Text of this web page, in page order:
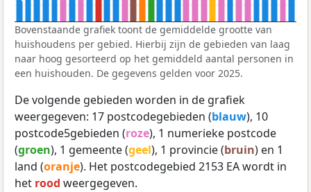
Bovenstaande grafiek toont de gemiddelde grootte van
huishoudens per gebied. Hierbij zijn de gebieden van laag
naar hoog gesorteerd op het gemiddeld aantal personen in
een huishouden. De gegevens gelden voor 2025.
De volgende gebieden worden in de grafiek
weergegeven: 17 postcodegebieden (blauw), 10
postcode5gebieden (roze), 1 numerieke postcode
(groen), 1 gemeente (geel), 1 provincie (bruin) en 1
land (oranje). Het postcodegebied 2153 EA wordt in
het rood weergegeven.